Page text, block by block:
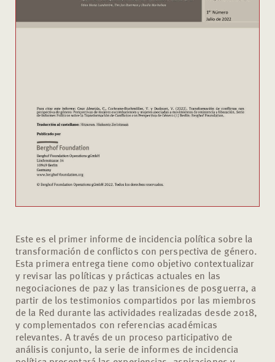
Este es el primer informe de incidencia política sobre la
transformación de conflictos con perspectiva de género.
Esta primera entrega tiene como objetivo contextualizar
y revisar las políticas y prácticas actuales en las
negociaciones de paz y las transiciones de posguerra, a
partir de los testimonios compartidos por las miembros
de la Red durante las actividades realizadas desde 2018,
y complementados con referencias académicas
relevantes. A través de un proceso participativo de
análisis conjunto, la serie de informes de incidencia